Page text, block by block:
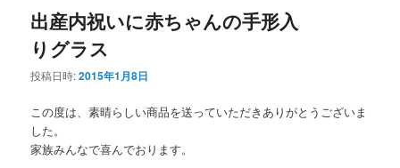
出産内祝いに赤ちゃんの手形入
りグラス
投稿日時:2015年1月8日
この度は、素晴らしい商品を送っていただきありがとうございま
した。
家族みんなで喜んでおります。